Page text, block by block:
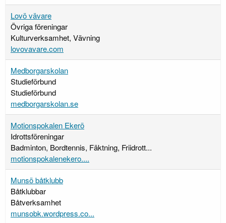
Lovö vävare
Övriga föreningar
Kulturverksamhet, Vävning
lovovavare.com
Medborgarskolan
Studieförbund
Studieförbund
medborgarskolan.se
Motionspokalen Ekerö
Idrottsföreningar
Badminton, Bordtennis, Fäktning, Friidrott...
motionspokalenekero....
Munsö båtklubb
Båtklubbar
Båtverksamhet
munsobk.wordpress.co...